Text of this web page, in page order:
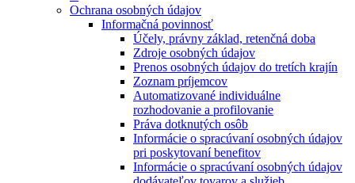
Ochrana osobných údajov
Informačná povinnosť
Účely, právny základ, retenčná doba
Zdroje osobných údajov
Prenos osobných údajov do tretích krajín
Zoznam príjemcov
Automatizované individuálne
rozhodovanie a profilovanie
Práva dotknutých osôb
Informácie o spracúvaní osobných údajov
pri poskytovaní benefitov
Informácie o spracúvaní osobných údajov